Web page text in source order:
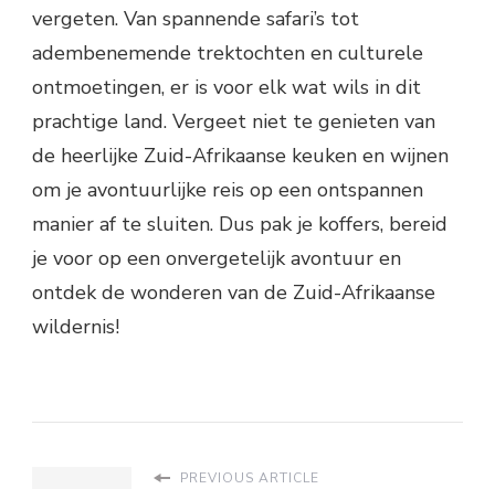
vergeten. Van spannende safari’s tot
adembenemende trektochten en culturele
ontmoetingen, er is voor elk wat wils in dit
prachtige land. Vergeet niet te genieten van
de heerlijke Zuid-Afrikaanse keuken en wijnen
om je avontuurlijke reis op een ontspannen
manier af te sluiten. Dus pak je koffers, bereid
je voor op een onvergetelijk avontuur en
ontdek de wonderen van de Zuid-Afrikaanse
wildernis!
PREVIOUS ARTICLE